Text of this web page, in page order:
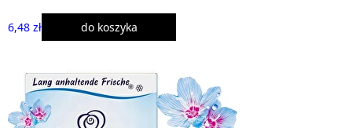
6,48 zł do koszyka